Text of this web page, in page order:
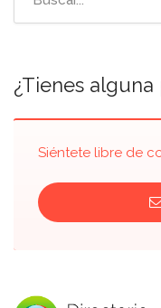
¿Tienes
Siéntete libre de